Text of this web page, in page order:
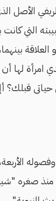
الأصل
التي
لها أن
قبلك؟
منذ صغره